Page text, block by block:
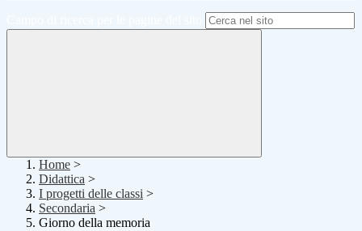
Home >
Didattica >
I progetti delle classi >
Secondaria >
Giorno della memoria